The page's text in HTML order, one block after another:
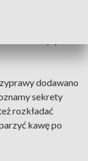
dodawano
sekrety
rozkładać
kawę po